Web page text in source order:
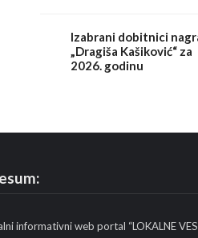
Izabrani dobitnici
„Dragiša Kašiković“ za
2026. godinu
informativni web portal “LOKALNE